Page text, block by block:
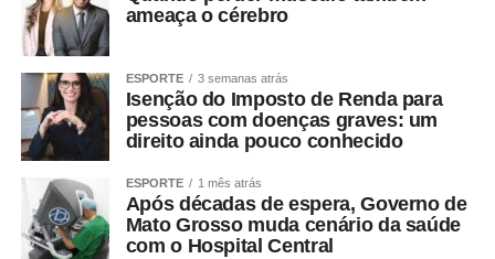
atendimento infantil e também pensar a qualidade do
gasto, sem as limitações impostas pelo teto de gastos.
— Fica aqui a defesa de que é preciso retirar os recursos
da educação de dentro do arcabouço fiscal — registrou
Adriana.
A advogada Marina Fragata Chicaro, representante da
Fundação Maria Cecília Souto Vidigal, ressaltou a
importância do investimento na educação infantil como
ameaça o cérebro
ESPORTE 3 semanas atrás
Isenção do Imposto de Renda para
pessoas com doenças graves: um
direito ainda pouco conhecido
ESPORTE 1 mês atrás
Após décadas de espera, Governo de
Mato Grosso muda cenário da saúde
com o Hospital Central